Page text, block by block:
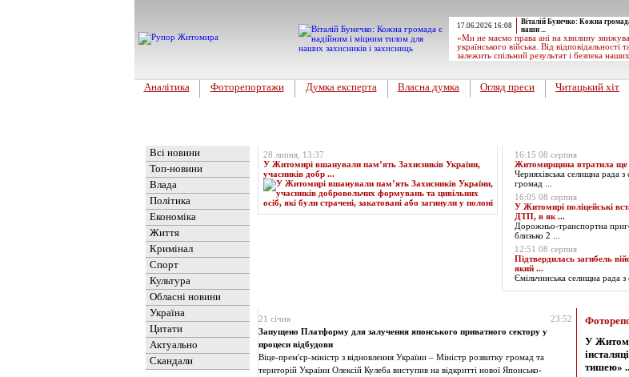
17.06.2026 16:08
Віталій Бунечко: Кожна
наши ...
«Ми не маємо права ані на хвилину
українського війська. Від відповідальності
залежить спільний результат і безпека
Аналітика Фоторепортажи Думка експерта Власна думка Огляд преси Читацький хіт
Всі новини
Топ-новини
Влада
Політика
Економіка
Життя
Кримінал
Спорт
Культура
Обласні новини
Україна
Цитати
Актуально
Скандали
28 липня, 13:37
У Житомирі вшанували пам’ять Захисників України,
учасників добр ...
16:15 08 серпня
Житомирщина втратила ще
Черняхівська селищна рада
громад ...
16:05 08 серпня
У Житомирі поліцейські
ДТП, в як ...
Дорожньо-транспортна
близько 2 ...
12:51 08 серпня
Підтвердилась загибель
який ...
Ємільчинська селищна рада
21 січня
23:52
Запущено Платформу для залучення японського приватного сектору у
процеси відбудови
Віце-прем'єр-міністр з відновлення України – Міністр розвитку громад та
територій України Олексій Кулеба виступив на відкритті нової Японсько-
У
тишею»